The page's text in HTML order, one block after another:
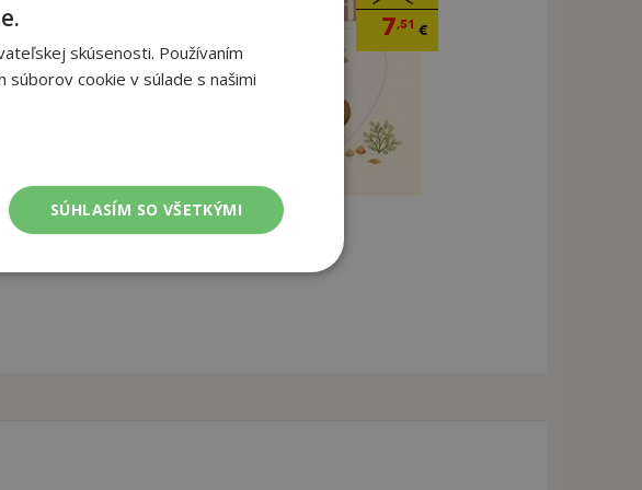
aby už od
2023)
7,51 €
skúsenosti. Používaním
cookie v súlade s našimi
SÚHLASÍM SO VŠETKÝMI